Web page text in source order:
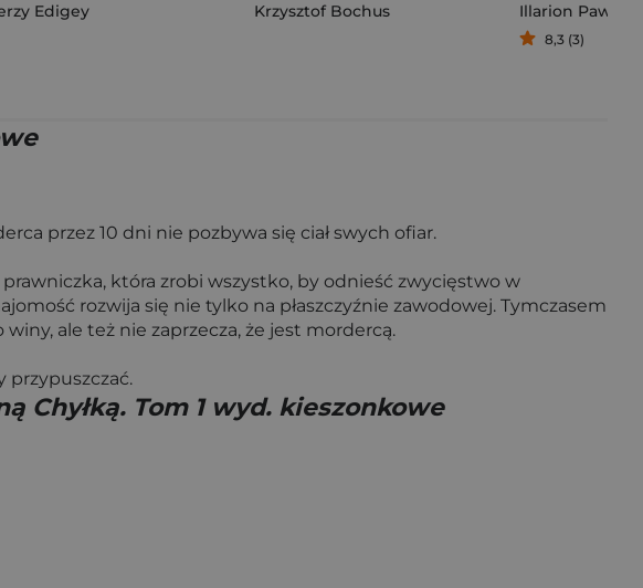
Edigey Krzysztof Bochus Illarion Pawliuk
8,3 (3)
przez 10 dni nie pozbywa się ciał swych ofiar.
która zrobi wszystko, by odnieść zwycięstwo w
rozwija się nie tylko na płaszczyźnie zawodowej. Tymczasem
ale też nie zaprzecza, że jest mordercą.
przypuszczać.
Chyłką. Tom 1 wyd. kieszonkowe